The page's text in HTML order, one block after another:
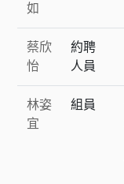
如
蔡欣
怡
約聘
人員
林姿
宜
組員